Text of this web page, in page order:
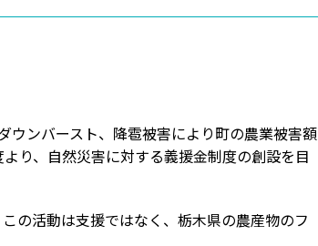
ウンバースト、降雹被害により町の農業被害額
り、自然災害に対する義援金制度の創設を目
の活動は支援ではなく、栃木県の農産物のフ